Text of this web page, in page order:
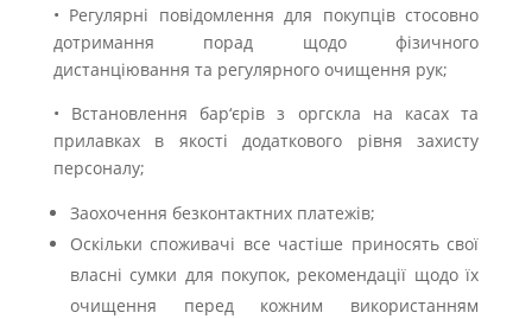
• Регулярні повідомлення для покупців стосовно
дотримання порад щодо фізичного
дистанціювання та регулярного очищення рук;
• Встановлення бар‘єрів з оргскла на касах та
прилавках в якості додаткового рівня захисту
персоналу;
Заохочення безконтактних платежів;
Оскільки споживачі все частіше приносять свої
власні сумки для покупок, рекомендації щодо їх
очищення перед кожним використанням